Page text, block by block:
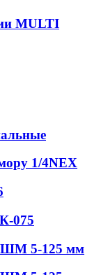
MULTI
1/4NEX
075
5-125 мм